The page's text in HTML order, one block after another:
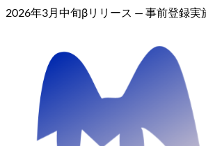
2026年3月中旬βリリース — 事前登録実